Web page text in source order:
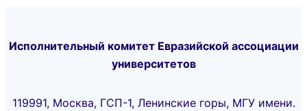
Исполнительный комитет Евразийской ассоциации
университетов
119991, Москва, ГСП-1, Ленинские горы, МГУ имени.